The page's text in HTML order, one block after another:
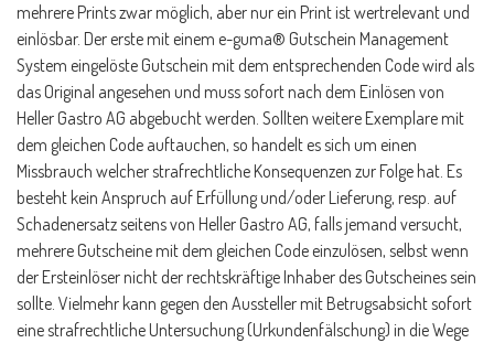
mehrere Prints zwar möglich, aber nur ein Print ist wertrelevant und
einlösbar. Der erste mit einem e-guma® Gutschein Management
System eingelöste Gutschein mit dem entsprechenden Code wird als
das Original angesehen und muss sofort nach dem Einlösen von
Heller Gastro AG abgebucht werden. Sollten weitere Exemplare mit
dem gleichen Code auftauchen, so handelt es sich um einen
Missbrauch welcher strafrechtliche Konsequenzen zur Folge hat. Es
besteht kein Anspruch auf Erfüllung und/oder Lieferung, resp. auf
Schadenersatz seitens von Heller Gastro AG, falls jemand versucht,
mehrere Gutscheine mit dem gleichen Code einzulösen, selbst wenn
der Ersteinlöser nicht der rechtskräftige Inhaber des Gutscheines sein
sollte. Vielmehr kann gegen den Aussteller mit Betrugsabsicht sofort
eine strafrechtliche Untersuchung (Urkundenfälschung) in die Wege